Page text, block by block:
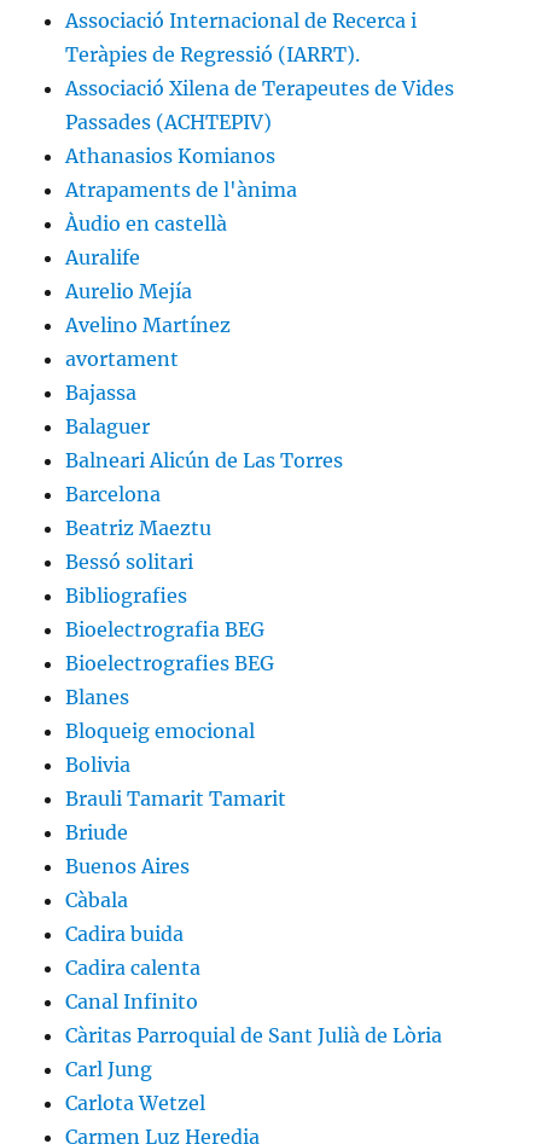
Associació Internacional de Recerca i
Teràpies de Regressió (IARRT).
Associació Xilena de Terapeutes de Vides
Passades (ACHTEPIV)
Athanasios Komianos
Atrapaments de l'ànima
Àudio en castellà
Auralife
Aurelio Mejía
Avelino Martínez
avortament
Bajassa
Balaguer
Balneari Alicún de Las Torres
Barcelona
Beatriz Maeztu
Bessó solitari
Bibliografies
Bioelectrografia BEG
Bioelectrografies BEG
Blanes
Bloqueig emocional
Bolivia
Brauli Tamarit Tamarit
Briude
Buenos Aires
Càbala
Cadira buida
Cadira calenta
Canal Infinito
Càritas Parroquial de Sant Julià de Lòria
Carl Jung
Carlota Wetzel
Carmen Luz Heredia